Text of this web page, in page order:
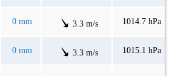
0 mm 3.3 m/s 1014.7 hPa
0 mm 3.3 m/s 1015.1 hPa